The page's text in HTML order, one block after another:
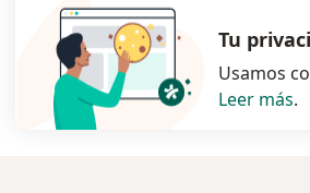
Tu
Usamos
Leer más.